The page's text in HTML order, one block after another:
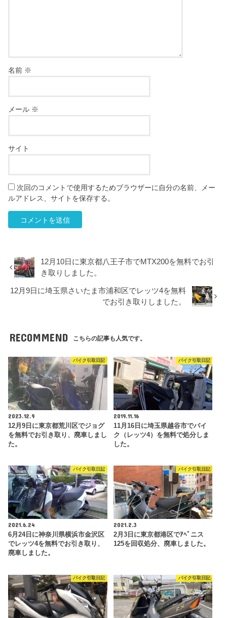
名前 ※
メール ※
サイト
次回のコメントで使用するためブラウザーに自分の名前、メー
ルアドレス、サイトを保存する。
12月10日に東京都八王子市でMTX200を無料でお引
き取りしました。
12月9日に埼玉県さいたま市浦和区でレッツ4を無料
でお引き取りしました。
RECOMMEND こちらの記事も人気です。
バイク引取日記
2023.12.9
12月9日に東京都荒川区でジョグ
を無料でお引き取り、廃車しまし
た。
バイク引取日記
2019.11.16
11月16日に埼玉県越谷市でバイ
ク（レッツ4）を無料で処分しま
した。
バイク引取日記
2021.6.24
6月24日に神奈川県横浜市金沢区
でレッツ4を無料でお引き取り、
廃車しました。
バイク引取日記
2021.2.3
2月3日に東京都港区でｱﾍﾞニス
125を回収処分、廃車しました。
バイク引取日記 バイク引取日記